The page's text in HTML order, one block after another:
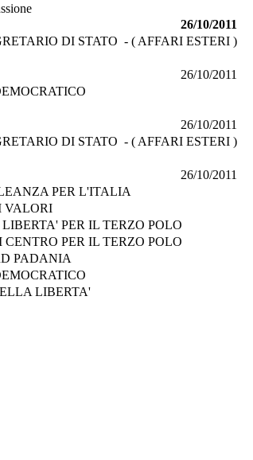
26/10/2011
DI STATO - ( AFFARI ESTERI )
26/10/2011
26/10/2011
DI STATO - ( AFFARI ESTERI )
26/10/2011
PER L'ITALIA
VALORI
PER IL TERZO POLO
PER IL TERZO POLO
PADANIA
LIBERTA'